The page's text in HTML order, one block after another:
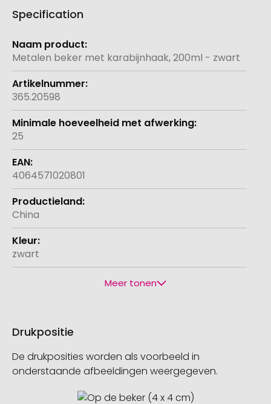
Specification
Meer
informatie
Metalen beker met karabijnhaak, 200ml - zwart
365.20598
25
4064571020801
China
zwart
Meer tonen
Drukpositie
De drukposities worden als voorbeeld in
onderstaande afbeeldingen weergegeven.